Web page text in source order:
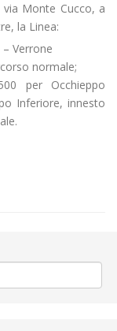
Monte Cucco, a
la Linea:
Verrone
normale;
per Occhieppo
Inferiore, innesto